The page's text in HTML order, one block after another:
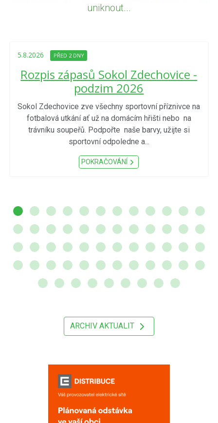
uniknout...
5.8.2026 PŘED 2 DNY
Rozpis zápasů Sokol Zdechovice -
podzim 2026
Sokol Zdechovice zve všechny sportovní příznivce na
fotbalová utkání ať už na domácím hřišti nebo na
trávníku soupeřů. Podpořte naše barvy, užijte si
sportovní odpoledne a...
POKRAČOVÁNÍ
ARCHIV AKTUALIT